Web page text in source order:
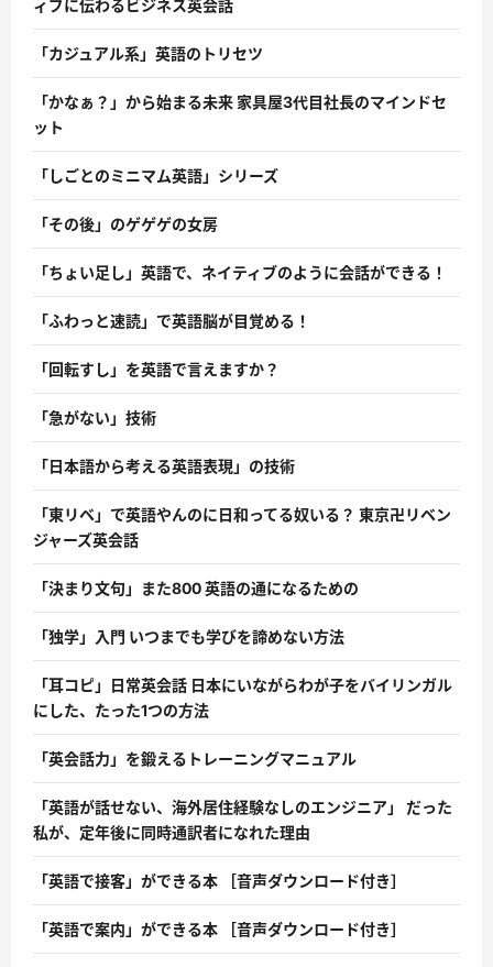
ィブに伝わるビジネス英会話
「カジュアル系」英語のトリセツ
「かなぁ？」から始まる未来 家具屋3代目社長のマインドセ
ット
「しごとのミニマム英語」シリーズ
「その後」のゲゲゲの女房
「ちょい足し」英語で、ネイティブのように会話ができる！
「ふわっと速読」で英語脳が目覚める！
「回転すし」を英語で言えますか？
「急がない」技術
「日本語から考える英語表現」の技術
「東リベ」で英語やんのに日和ってる奴いる？ 東京卍リベン
ジャーズ英会話
「決まり文句」また800 英語の通になるための
「独学」入門 いつまでも学びを諦めない方法
「耳コピ」日常英会話 日本にいながらわが子をバイリンガル
にした、たった1つの方法
「英会話力」を鍛えるトレーニングマニュアル
「英語が話せない、海外居住経験なしのエンジニア」 だった
私が、定年後に同時通訳者になれた理由
「英語で接客」ができる本 ［音声ダウンロード付き］
「英語で案内」ができる本 ［音声ダウンロード付き］